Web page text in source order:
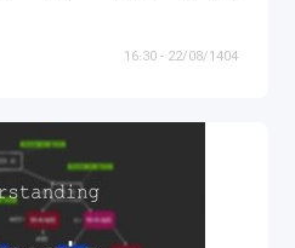
22/08/1404 - 16:30